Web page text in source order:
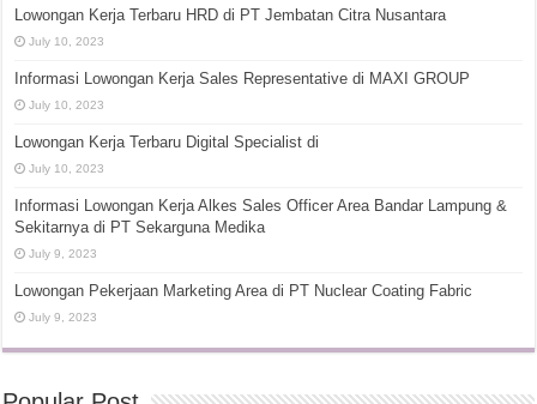
Lowongan Kerja Terbaru HRD di PT Jembatan Citra Nusantara
July 10, 2023
Informasi Lowongan Kerja Sales Representative di MAXI GROUP
July 10, 2023
Lowongan Kerja Terbaru Digital Specialist di
July 10, 2023
Informasi Lowongan Kerja Alkes Sales Officer Area Bandar Lampung &
Sekitarnya di PT Sekarguna Medika
July 9, 2023
Lowongan Pekerjaan Marketing Area di PT Nuclear Coating Fabric
July 9, 2023